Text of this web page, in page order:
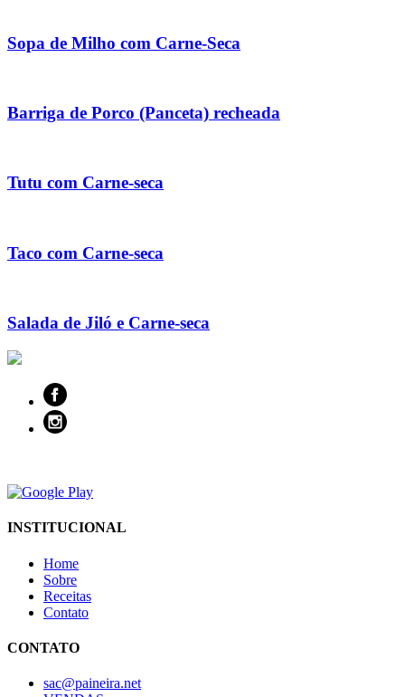
Sopa de Milho com Carne-Seca
Barriga de Porco (Panceta) recheada
Tutu com Carne-seca
Taco com Carne-seca
Salada de Jiló e Carne-seca
INSTITUCIONAL
Home
Sobre
Receitas
Contato
CONTATO
sac@paineira.net